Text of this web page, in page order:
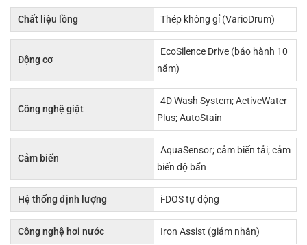
Chất liệu lồng Thép không gỉ (VarioDrum)
Động cơ
EcoSilence Drive (bảo hành 10
năm)
Công nghệ giặt
4D Wash System; ActiveWater
Plus; AutoStain
Cảm biến
AquaSensor; cảm biến tải; cảm
biến độ bẩn
Hệ thống định lượng i-DOS tự động
Công nghệ hơi nước Iron Assist (giảm nhăn)